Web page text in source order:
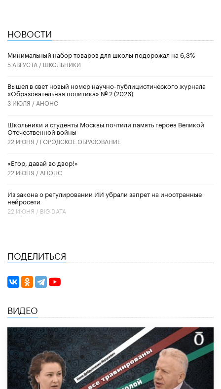
НОВОСТИ
Минимальный набор товаров для школы подорожал на 6,3%
5 АВГУСТА / ШКОЛЬНИКИ
Вышел в свет новый номер научно-публицистического журнала
«Образовательная политика» № 2 (2026)
3 ИЮЛЯ / АНОНС
Школьники и студенты Москвы почтили память героев Великой
Отечественной войны
22 ИЮНЯ / ГОРОДСКОЕ ОБРАЗОВАНИЕ
«Егор, давай во двор!»
22 ИЮНЯ / АНОНС
Из закона о регулировании ИИ убрали запрет на иностранные
нейросети
22 ИЮНЯ / BIG DATA
ПОДЕЛИТЬСЯ
ВИДЕО